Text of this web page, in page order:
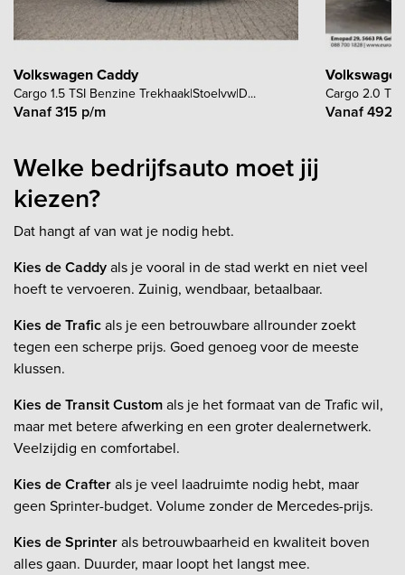
Volkswagen Caddy
Cargo 1.5 TSI Benzine Trekhaak|Stoelvw|D...
Vanaf 315 p/m
Cargo 2.0
Vanaf 492
Welke bedrijfsauto moet jij
kiezen?
Dat hangt af van wat je nodig hebt.
Kies de Caddyals je vooral in de stad werkt en niet veel
hoeft te vervoeren. Zuinig, wendbaar, betaalbaar.
Kies de Traficals je een betrouwbare allrounder zoekt
tegen een scherpe prijs. Goed genoeg voor de meeste
klussen.
Kies de Transit Customals je het formaat van de Trafic wil,
maar met betere afwerking en een groter dealernetwerk.
Veelzijdig en comfortabel.
Kies de Crafterals je veel laadruimte nodig hebt, maar
geen Sprinter-budget. Volume zonder de Mercedes-prijs.
Kies de Sprinterals betrouwbaarheid en kwaliteit boven
alles gaan. Duurder, maar loopt het langst mee.